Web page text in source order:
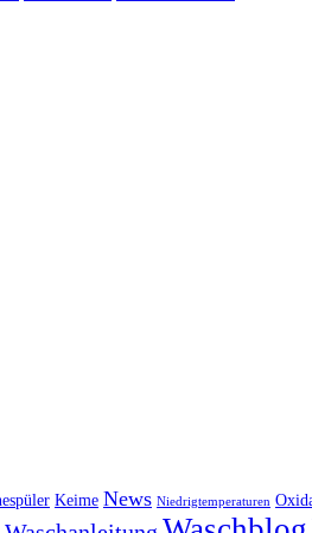
Keime News Niedrigtemperaturen